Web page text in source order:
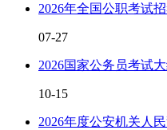
2026年全国公职考试
07-27
2026国家公务员考试
10-15
2026年度公安机关人